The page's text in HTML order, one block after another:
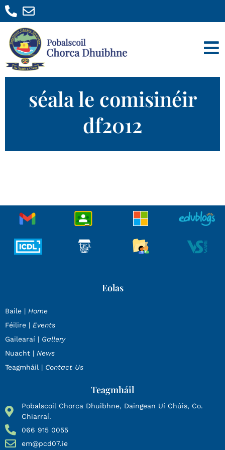
séala le comisinéir
df2012
Eolas
Baile | Home
Féilire | Events
Gailearaí | Gallery
Nuacht | News
Teagmháil | Contact Us
Teagmháil
Pobalscoil Chorca Dhuibhne, Daingean Uí Chúis, Co.
Chiarraí.
066 915 0055
em@pcd07.ie